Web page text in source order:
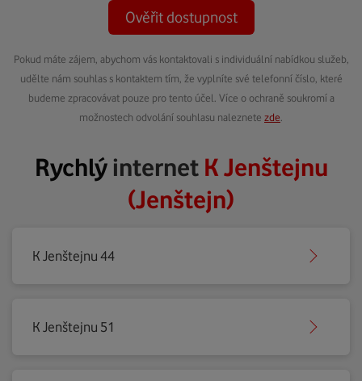
Ověřit dostupnost
Pokud máte zájem, abychom vás kontaktovali s individuální nabídkou služeb,
udělte nám souhlas s kontaktem tím, že vyplníte své telefonní číslo, které
budeme zpracovávat pouze pro tento účel. Více o ochraně soukromí a
možnostech odvolání souhlasu naleznete zde
Rychlýinternet K Jenštejnu
(Jenštejn)
K Jenštejnu 44
K Jenštejnu 51